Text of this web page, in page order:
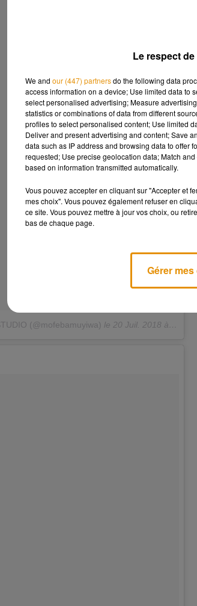
(@mofebamuyiwa) le 20 Juil. 2018 à 12 :23 PDT
Le respect
We and our (447) partnersdo the following data
access information on a device; Use limited data to
select personalised advertising; Measure
statistics or combinations of data from different
profiles to select personalised content; Use limited
Deliver and present advertising and content; Save
data such as IP address and browsing data to offer
requested; Use precise geolocation data; Match
based on information transmitted automatically.
Vous pouvez accepter en cliquant sur "Accepter et
mes choix". Vous pouvez également refuser en
ce site. Vous pouvez mettre à jour vos choix, ou
bas de chaque page.
Gérer